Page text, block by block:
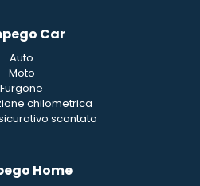
Car
Auto
Moto
Furgone
chilometrica
scontato
Home